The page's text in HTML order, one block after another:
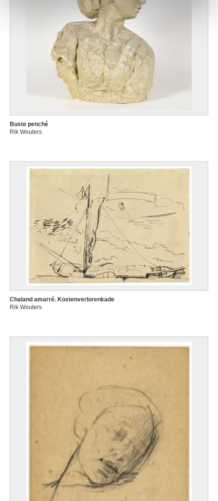
notre site avec nos partenaires de médias sociaux, de
publicité et d'analyse, qui peuvent combiner celles-ci
avec d'autres informations que vous leur avez fournies
ou qu'ils ont collectées lors de votre utilisation de leurs
Buste penché
Rik Wouters
Chaland amarré. Kostenverlorenkade
Rik Wouters